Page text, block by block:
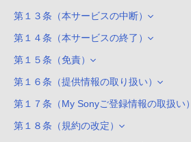
第１３条（本サービスの中断）
第１４条（本サービスの終了）
第１５条（免責）
第１６条（提供情報の取り扱い）
第１７条（My Sonyご登録情報の取扱い）
第１８条（規約の改定）